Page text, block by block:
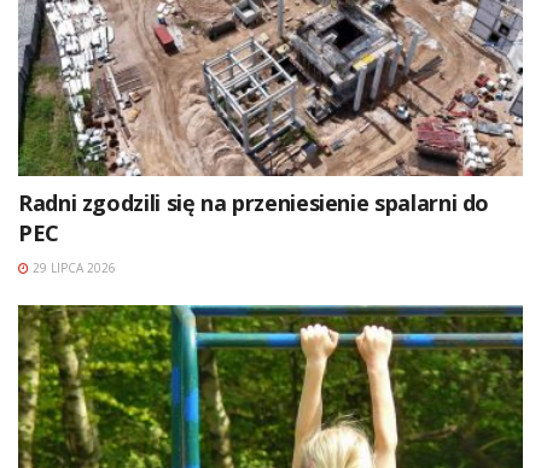
Radni zgodzili się na przeniesienie spalarni do
PEC
29 LIPCA 2026